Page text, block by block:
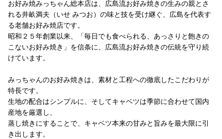
お好み焼みっちゃん総本店は、広島流お好み焼きの生みの親とさ
れる井畝満夫（いせ みつお）の味と技を受け継ぐ、広島を代表す
る老舗お好み焼店です。
昭和２５年創業以来、「毎日でも食べられる、あっさりと飽きの
こないお好み焼き」を信条に、広島流お好み焼きの伝統を守り続
けています。
みっちゃんのお好み焼きは、素材と工程への徹底したこだわりが
特長です。
生地の配合はシンプルに、そしてキャベツは季節に合わせて国内
産地を厳選し、
蒸し焼きにすることで、キャベツ本来の甘みと旨みを最大限に引
き出します。